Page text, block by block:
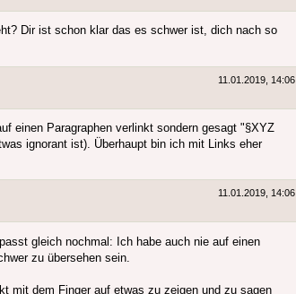
Dir ist schon klar das es schwer ist, dich nach so
11.01.2019, 14:06
einen Paragraphen verlinkt sondern gesagt "§XYZ
ignorant ist). Überhaupt bin ich mit Links eher
11.01.2019, 14:06
gleich nochmal: Ich habe auch nie auf einen
zu übersehen sein.
mit dem Finger auf etwas zu zeigen und zu sagen